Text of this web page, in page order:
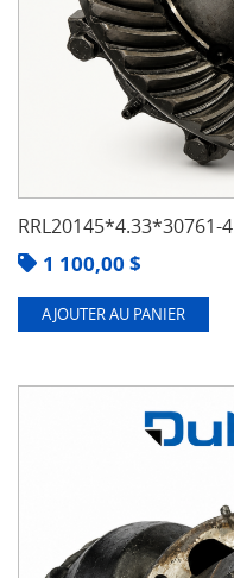
RRL20145*4.33*30761-4
1 100,00 $
AJOUTER AU PANIER